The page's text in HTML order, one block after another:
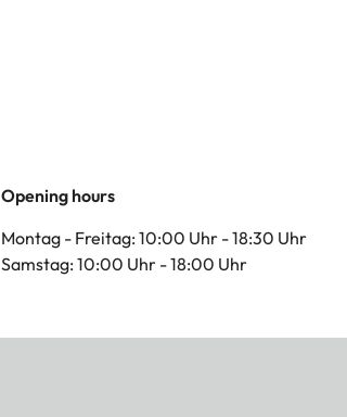
Opening hours
Montag - Freitag: 10:00 Uhr - 18:30 Uhr
Samstag: 10:00 Uhr - 18:00 Uhr